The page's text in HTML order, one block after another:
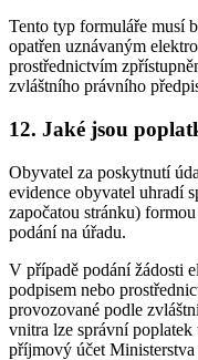
Tento typ formuláře musí
opatřen uznávaným
prostřednictvím
zvláštního právního
12. Jaké jsou
Obyvatel za poskytnutí
evidence obyvatel uhradí
započatou stránku)
podání na úřadu.
V případě podání žádosti
podpisem nebo
provozované podle
vnitra lze správní
příjmový účet Ministerstva